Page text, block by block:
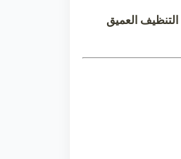
التنظيف العميق